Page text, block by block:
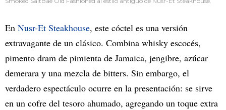
En Nusr-Et Steakhouse, este cóctel es una versión
extravagante de un clásico. Combina whisky escocés,
pimento dram de pimienta de Jamaica, jengibre, azúcar
demerara y una mezcla de bitters. Sin embargo, el
verdadero espectáculo ocurre en la presentación: se sirve
en un cofre del tesoro ahumado, agregando un toque extra